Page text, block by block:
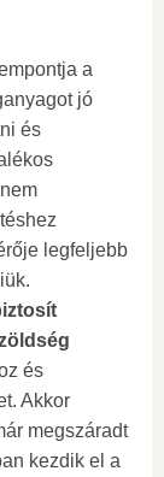
a
jó
és
legfeljebb
és
Akkor
megszáradt
kezdik el a